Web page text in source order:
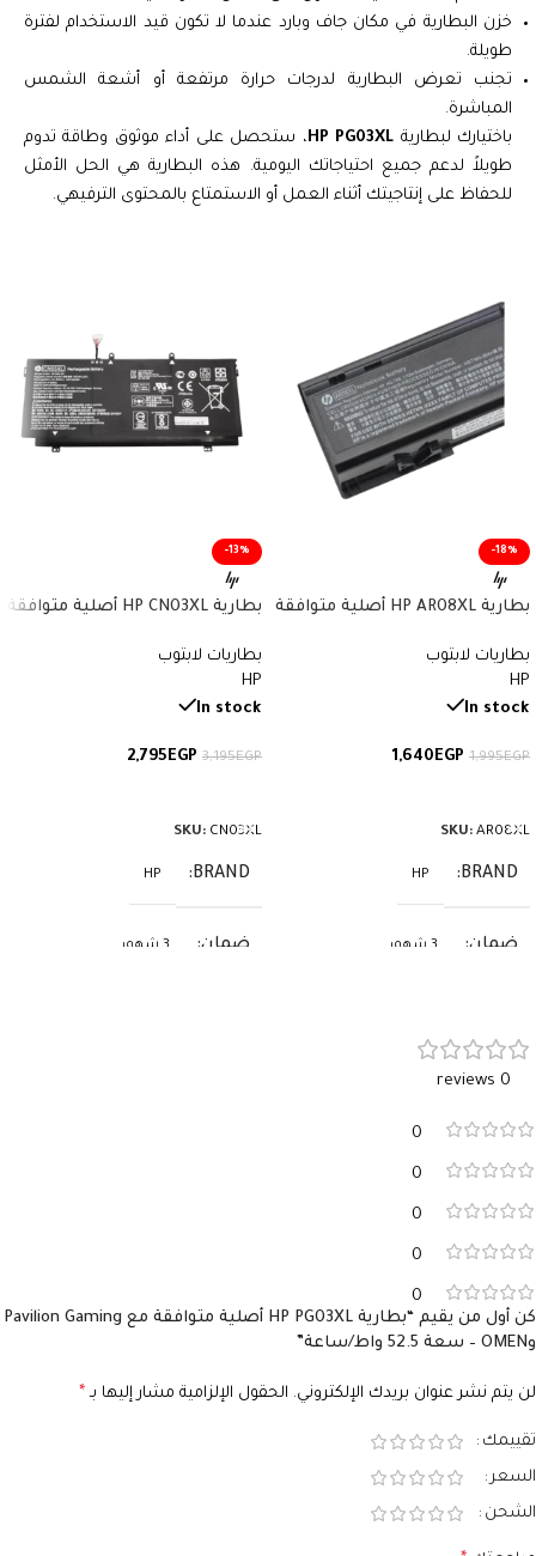
خزن البطارية في مكان جاف وبارد عندما لا تكون قيد الاستخدام لفترة
طويلة.
تجنب تعرض البطارية لدرجات حرارة مرتفعة أو أشعة الشمس
المباشرة.
باختيارك لبطارية HP PG03XL، ستحصل على أداء موثوق وطاقة تدوم
طويلاً لدعم جميع احتياجاتك اليومية. هذه البطارية هي الحل الأمثل
للحفاظ على إنتاجيتك أثناء العمل أو الاستمتاع بالمحتوى الترفيهي.
-18%
بطارية HP AR08XL أصلية متوافقة
ساعة
بطاريات لابتوب
HP
In stock
1,995EGP
1,640EGP
SKU: AR08XL
BRAND
HP
ضمان 3 شهور
-13%
بطارية HP CN03XL أصلية متوافقة
سعة 57.9 واط/ساعة
بطاريات لابتوب
HP
In stock
3,195EGP
2,795EGP
SKU: CN03XL
BRAND
HP
ضمان 3 شهور
0 reviews
0
0
0
0
0
كن أول من يقيم “بطارية HP PG03XL أصلية متوافقة مع Pavilion Gaming
وOMEN – سعة 52.5 واط/ساعة”
لن يتم نشر عنوان بريدك الإلكتروني. الحقول الإلزامية مشار إليها بـ *
تقييمك
السعر
الشحن